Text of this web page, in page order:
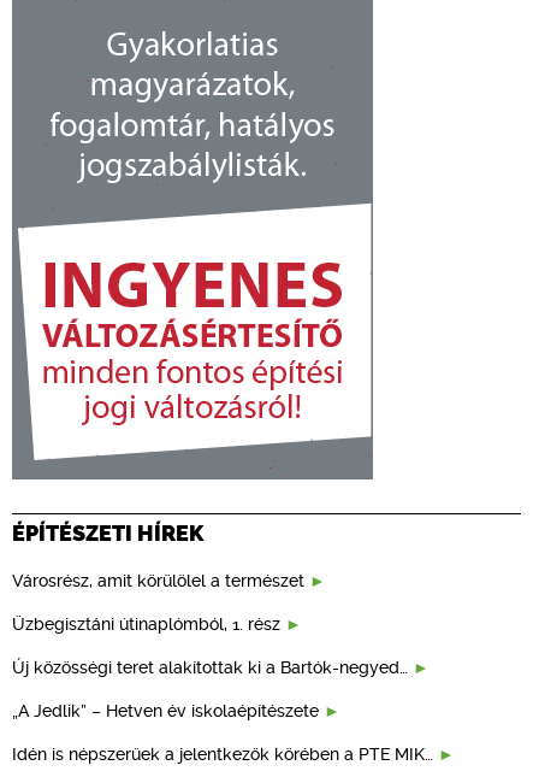
ÉPÍTÉSZETI HÍREK
Városrész, amit körülölel a természet
Üzbegisztáni útinaplómból, 1. rész
Új közösségi teret alakítottak ki a Bartók-negyed…
„A Jedlik” – Hetven év iskolaépítészete
Idén is népszerűek a jelentkezők körében a PTE MIK…